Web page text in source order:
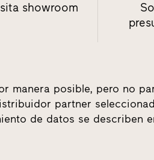
showroom
manera posible, pero no
partner
de datos se describen